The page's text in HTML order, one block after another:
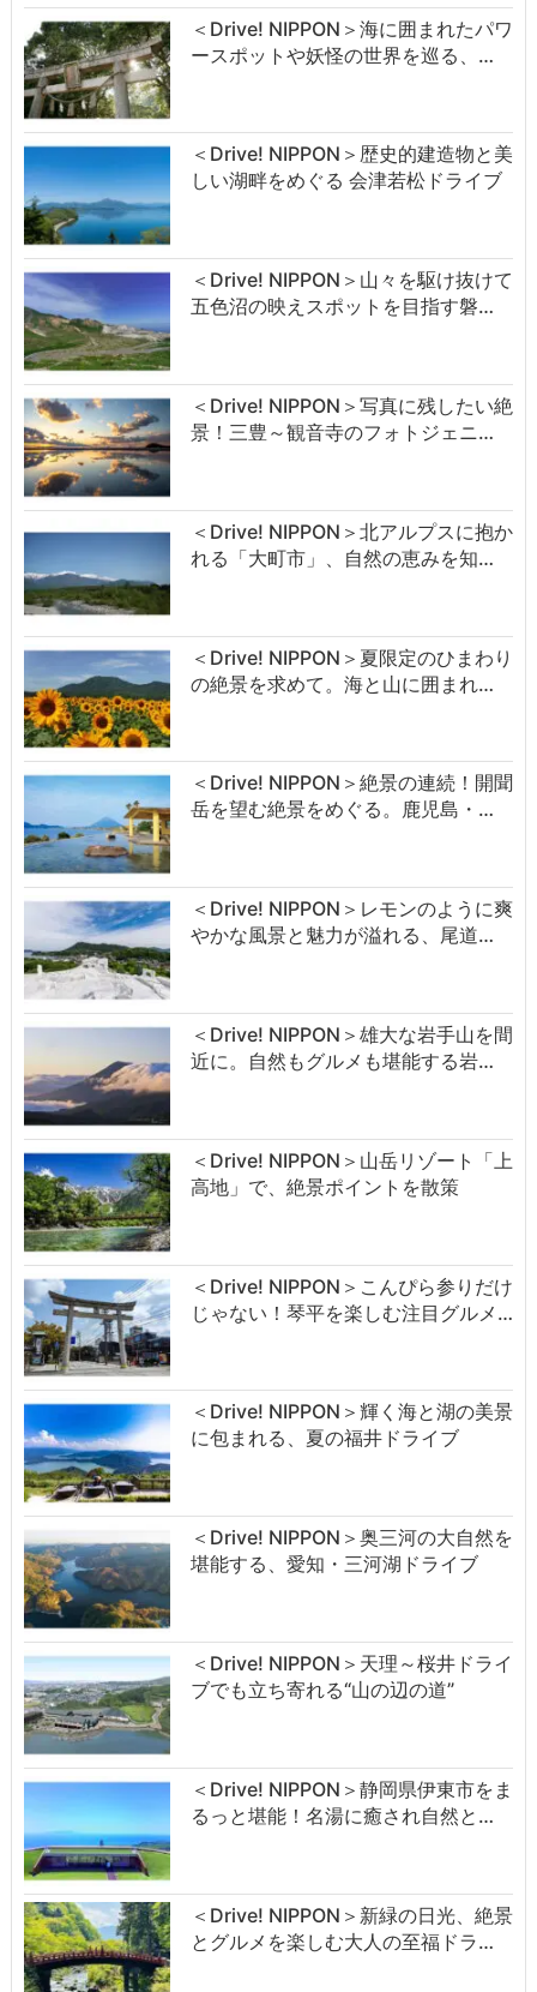
＜Drive! NIPPON＞海に囲まれたパワ
ースポットや妖怪の世界を巡る、…
＜Drive! NIPPON＞歴史的建造物と美
しい湖畔をめぐる 会津若松ドライブ
＜Drive! NIPPON＞山々を駆け抜けて
五色沼の映えスポットを目指す磐…
＜Drive! NIPPON＞写真に残したい絶
景！三豊～観音寺のフォトジェニ…
＜Drive! NIPPON＞北アルプスに抱か
れる「大町市」、自然の恵みを知…
＜Drive! NIPPON＞夏限定のひまわり
の絶景を求めて。海と山に囲まれ…
＜Drive! NIPPON＞絶景の連続！開聞
岳を望む絶景をめぐる。鹿児島・…
＜Drive! NIPPON＞レモンのように爽
やかな風景と魅力が溢れる、尾道…
＜Drive! NIPPON＞雄大な岩手山を間
近に。自然もグルメも堪能する岩…
＜Drive! NIPPON＞山岳リゾート「上
高地」で、絶景ポイントを散策
＜Drive! NIPPON＞こんぴら参りだけ
じゃない！琴平を楽しむ注目グルメ…
＜Drive! NIPPON＞輝く海と湖の美景
に包まれる、夏の福井ドライブ
＜Drive! NIPPON＞奥三河の大自然を
堪能する、愛知・三河湖ドライブ
＜Drive! NIPPON＞天理～桜井ドライ
ブでも立ち寄れる“山の辺の道”
＜Drive! NIPPON＞静岡県伊東市をま
るっと堪能！名湯に癒され自然と…
＜Drive! NIPPON＞新緑の日光、絶景
とグルメを楽しむ大人の至福ドラ…